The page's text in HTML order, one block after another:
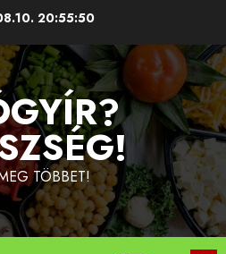
20:55:51
TÖBBET!